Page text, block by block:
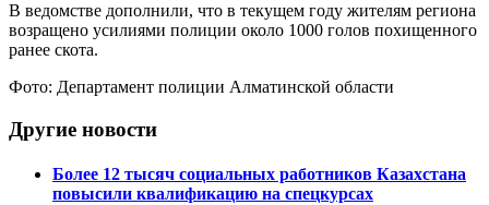
В ведомстве дополнили, что в текущем году жителям региона
возращено усилиями полиции около 1000 голов похищенного
ранее скота.
Фото: Департамент полиции Алматинской области
Другие новости
Более 12 тысяч социальных работников Казахстана
повысили квалификацию на спецкурсах